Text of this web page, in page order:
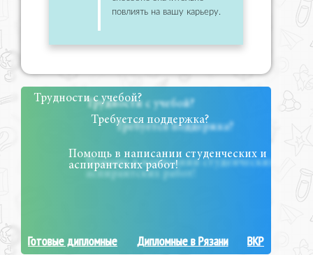
повлиять на вашу карьеру.
Трудности с учебой?
Требуется поддержка?
Помощь в написании студенческих и
аспирантских работ!
Готовые дипломные Дипломные в Рязани ВКР